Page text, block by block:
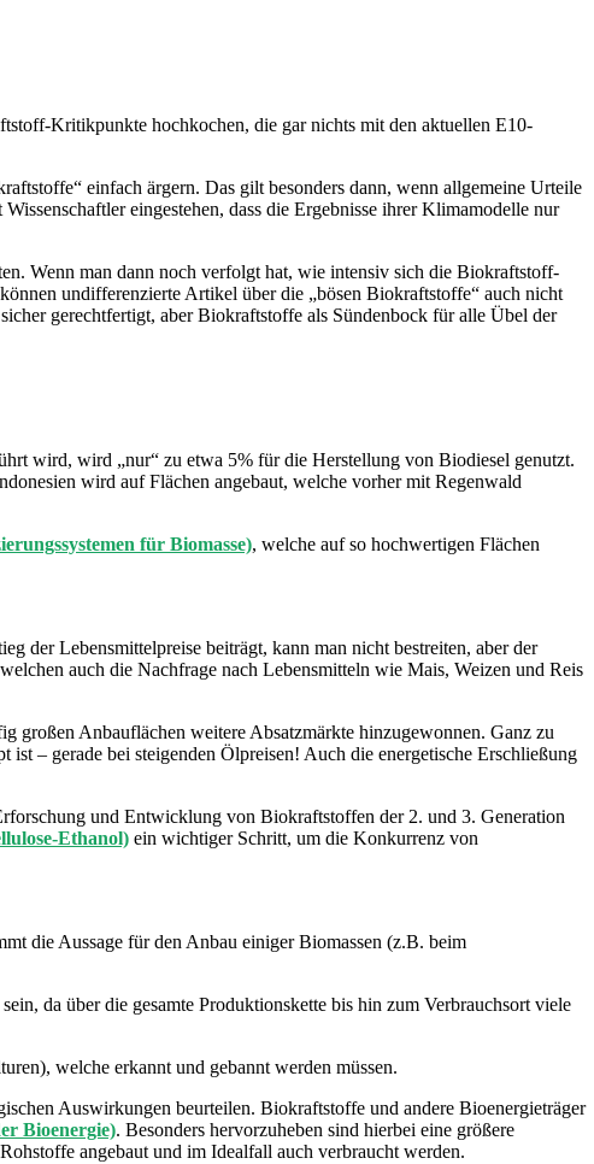
Kritikpunkte hochkochen, die gar nichts mit den aktuellen E10-
einfach ärgern. Das gilt besonders dann, wenn allgemeine Urteile
eingestehen, dass die Ergebnisse ihrer Klimamodelle nur
Wenn man dann noch verfolgt hat, wie intensiv sich die Biokraftstoff-
undifferenzierte Artikel über die „bösen Biokraftstoffe“ auch nicht
gerechtfertigt, aber Biokraftstoffe als Sündenbock für alle Übel der
wird, wird „nur“ zu etwa 5% für die Herstellung von Biodiesel genutzt.
wird auf Flächen angebaut, welche vorher mit Regenwald
für Biomasse), welche auf so hochwertigen Flächen
der Lebensmittelpreise beiträgt, kann man nicht bestreiten, aber der
auch die Nachfrage nach Lebensmitteln wie Mais, Weizen und Reis
großen Anbauflächen weitere Absatzmärkte hinzugewonnen. Ganz zu
– gerade bei steigenden Ölpreisen! Auch die energetische Erschließung
und Entwicklung von Biokraftstoffen der 2. und 3. Generation
Ethanol) ein wichtiger Schritt, um die Konkurrenz von
die Aussage für den Anbau einiger Biomassen (z.B. beim
da über die gesamte Produktionskette bis hin zum Verbrauchsort viele
welche erkannt und gebannt werden müssen.
Auswirkungen beurteilen. Biokraftstoffe und andere Bioenergieträger
Bioenergie). Besonders hervorzuheben sind hierbei eine größere
angebaut und im Idealfall auch verbraucht werden.